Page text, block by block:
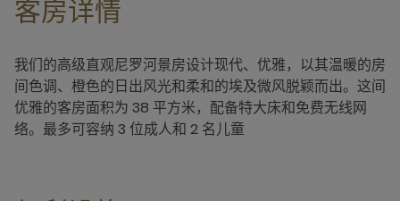
客房详情
我们的高级直观尼罗河景房设计现代、优雅，以其温暖的房
间色调、橙色的日出风光和柔和的埃及微风脱颖而出。这间
优雅的客房面积为 38 平方米，配备特大床和免费无线网
络。最多可容纳 3 位成人和 2 名儿童